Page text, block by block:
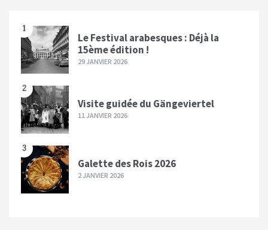
1
Le Festival arabesques : Déjà la
15ème édition !
29 JANVIER 2026
2
Visite guidée du Gängeviertel
11 JANVIER 2026
3
Galette des Rois 2026
2 JANVIER 2026